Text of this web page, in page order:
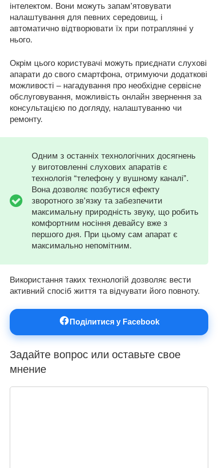
інтелектом. Вони можуть запам’ятовувати
налаштування для певних середовищ, і
автоматично відтворювати їх при потраплянні у
нього.
Окрім цього користувачі можуть приєднати слухові
апарати до свого смартфона, отримуючи додаткові
можливості – нагадування про необхідне сервісне
обслуговування, можливість онлайн звернення за
консультацією по догляду, налаштуванню чи
ремонту.
Одним з останніх технологічних досягнень
у виготовленні слухових апаратів є
технологія “телефону у вушному каналі”.
Вона дозволяє позбутися ефекту
зворотного зв’язку та забезпечити
максимальну природність звуку, що робить
комфортним носіння девайсу вже з
першого дня. При цьому сам апарат є
максимально непомітним.
Використання таких технологій дозволяє вести
активний спосіб життя та відчувати його повноту.
Поділитися у Facebook
Задайте вопрос или оставьте свое
мнение